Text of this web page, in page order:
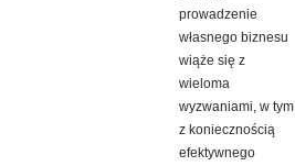
prowadzenie
własnego biznesu
wiąże się z
wieloma
wyzwaniami, w tym
z koniecznością
efektywnego